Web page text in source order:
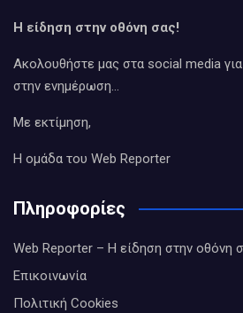
Η είδηση στην οθόνη σας!
Ακολουθήστε μας στα social media
στην ενημέρωση…
Με εκτίμηση,
Η ομάδα του Web Reporter
Πληροφορίες
Web Reporter – Η είδηση στην οθόνη
Επικοινωνία
Πολιτική Cookies